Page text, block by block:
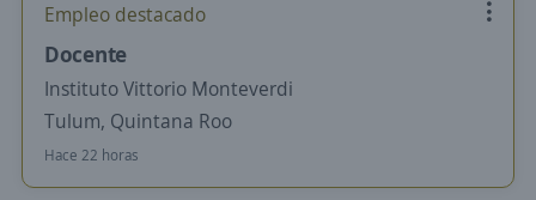
Empleo destacado
Docente
Instituto Vittorio Monteverdi
Tulum, Quintana Roo
Hace 22 horas